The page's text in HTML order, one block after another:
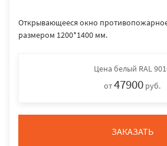
Открывающееся окно противопожарное
размером 1200*1400 мм.
Цена белый RAL
от47900 руб.
ЗАКАЗАТЬ